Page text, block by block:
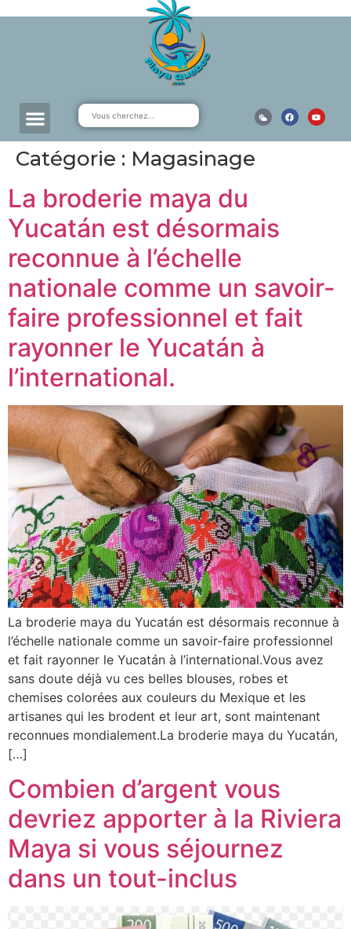
Catégorie : Magasinage
La broderie maya du
Yucatán est désormais
reconnue à l’échelle
nationale comme un savoir-
faire professionnel et fait
rayonner le Yucatán à
l’international.
La broderie maya du Yucatán est désormais reconnue à
l’échelle nationale comme un savoir-faire professionnel
et fait rayonner le Yucatán à l’international.Vous avez
sans doute déjà vu ces belles blouses, robes et
chemises colorées aux couleurs du Mexique et les
artisanes qui les brodent et leur art, sont maintenant
reconnues mondialement.La broderie maya du Yucatán,
[…]
Combien d’argent vous
devriez apporter à la Riviera
Maya si vous séjournez
dans un tout-inclus